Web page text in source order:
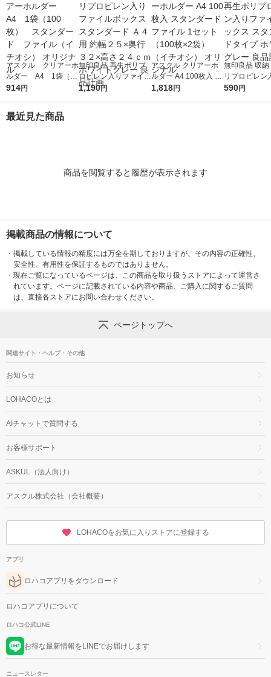
アスクル クリアーホ
ルダー A4 1袋（10
0枚） スタンダー
914円
無印良品 再生ポリプ
ロピレン入りファイル
ボックススタンダード
1,190円
アスクル クリアーホ
ルダー A4 100枚入 ス
タンダード ファイル
1,818円
無印良品 収納
リプロピレン
イルボックス
590円
最近見た商品
商品を閲覧すると履歴が表示されます
掲載商品の情報について
・ 掲載している情報の精度には万全を期しておりますが、その内容の正確性、
安全性、有用性を保証するものではありません。
・ 現在ご覧になっているページは、この商品を取り扱うストアによって運営さ
れています。ページに記載されている内容や商品、ご購入に関するご質問
は、直接各ストアにお問い合わせください。
ページトップへ
関連サイト・ヘルプ・その他
お知らせ
LOHACOとは
AIチャットで質問する
お客様サポート
ASKUL（法人向け）
アスクル株式会社（会社概要）
LOHACOをお気に入りストアに登録する
アプリ
ロハコアプリをダウンロード
ロハコアプリについて
ロハコ公式LINE
お得な最新情報をLINEでお届けします
ニュースレター